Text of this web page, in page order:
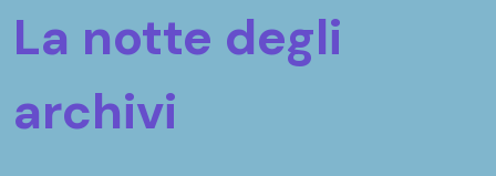
la notte degli
archivi